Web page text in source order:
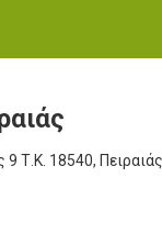
9 Τ.Κ. 18540, Πειραιάς